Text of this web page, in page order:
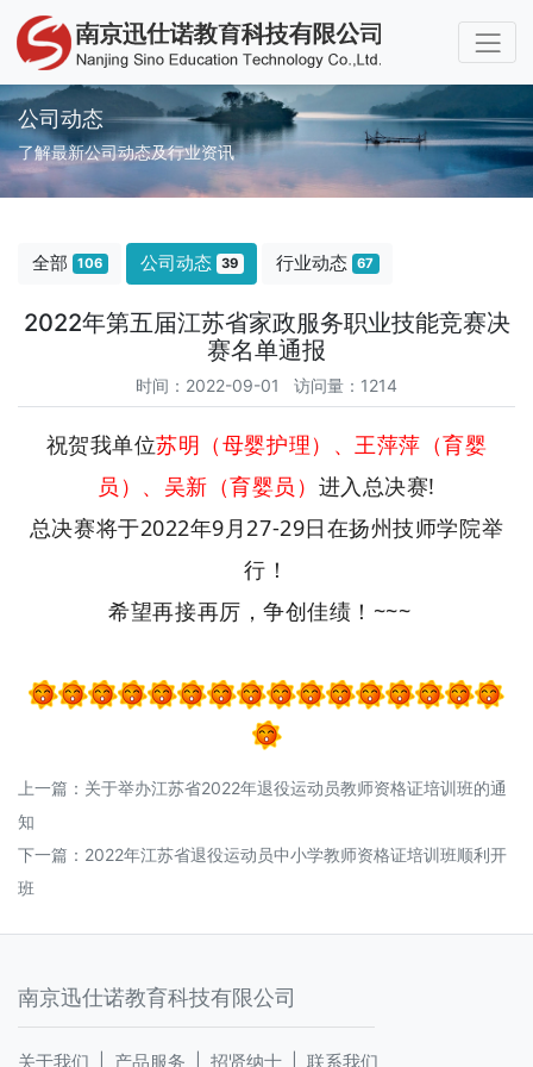
公司动态
了解最新公司动态及行业资讯
全部 106 公司动态 39 行业动态 67
2022年第五届江苏省家政服务职业技能竞赛决
赛名单通报
时间：2022-09-01 访问量：1214
祝贺我单位苏明（母婴护理）、王萍萍（育婴
员）、吴新（育婴员） 进入总决赛!
总决赛将于2022年9月27-29日在扬州技师学院举
行！
希望再接再厉，争创佳绩！~~~
上一篇： 关于举办江苏省2022年退役运动员教师资格证培训班的通
知
下一篇： 2022年江苏省退役运动员中小学教师资格证培训班顺利开
班
南京迅仕诺教育科技有限公司
关于我们 | 产品服务 | 招贤纳士 | 联系我们